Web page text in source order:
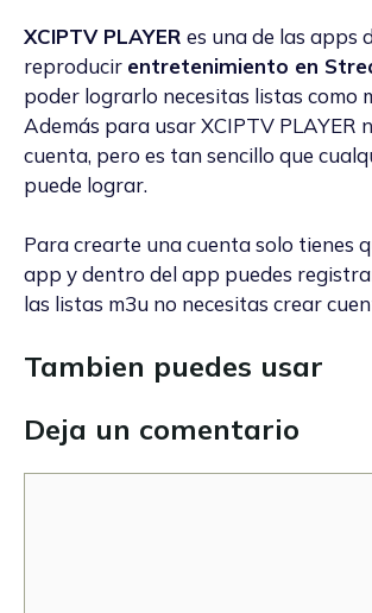
XCIPTV PLAYER es una de las apps
reproducir entretenimiento en
poder lograrlo necesitas listas como
Además para usar XCIPTV PLAYER
cuenta, pero es tan sencillo que
puede lograr.
Para crearte una cuenta solo tienes
app y dentro del app puedes
las listas m3u no necesitas crear
Tambien puedes usar
Deja un comentario